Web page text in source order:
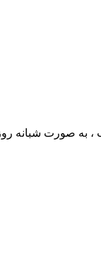
به صورت شبانه